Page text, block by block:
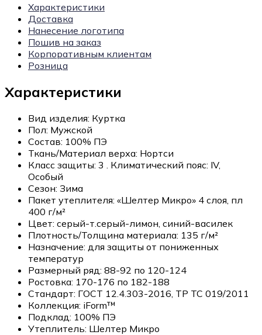
Характеристики
Доставка
Нанесение логотипа
Пошив на заказ
Корпоративным клиентам
Розница
Характеристики
Вид изделия: Куртка
Пол: Мужской
Состав: 100% ПЭ
Ткань/Материал верха: Нортси
Класс защиты: 3 . Климатический пояс: IV,
Особый
Сезон: Зима
Пакет утеплителя: «Шелтер Микро» 4 слоя, пл
400 г/м²
Цвет: серый-т.серый-лимон, синий-василек
Плотность/Толщина материала: 135 г/м²
Назначение: для защиты от пониженных
температур
Размерный ряд: 88-92 по 120-124
Ростовка: 170-176 по 182-188
Стандарт: ГОСТ 12.4.303-2016, ТР ТС 019/2011
Коллекция: iForm™
Подклад: 100% ПЭ
Утеплитель: Шелтер Микро